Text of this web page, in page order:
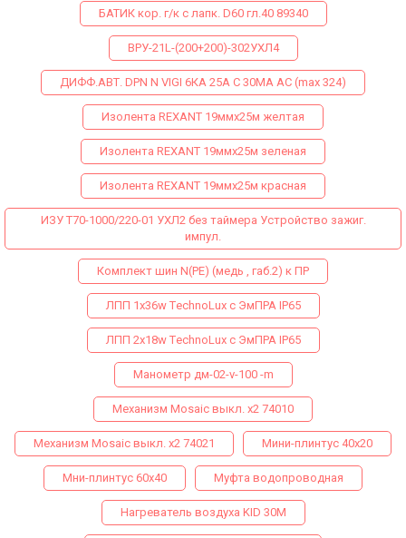
БАТИК кор. г/к с лапк. D60 гл.40 89340
ВРУ-21L-(200+200)-302УХЛ4
ДИФФ.АВТ. DPN N VIGI 6КА 25A C 30МA AC (max 324)
Изолента REXANT 19ммх25м желтая
Изолента REXANT 19ммх25м зеленая
Изолента REXANT 19ммх25м красная
ИЗУ Т70-1000/220-01 УХЛ2 без таймера Устройство зажиг.
импул.
Комплект шин N(PE) (медь , габ.2) к ПР
ЛПП 1х36w ТechnoLux с ЭмПРА IP65
ЛПП 2х18w ТechnoLux с ЭмПРА IP65
Манометр дм-02-v-100 -m
Механизм Mosaic выкл. х2 74010
Механизм Mosaic выкл. х2 74021 Мини-плинтус 40х20
Мни-плинтус 60х40 Муфта водопроводная
Нагреватель воздуха KID 30M